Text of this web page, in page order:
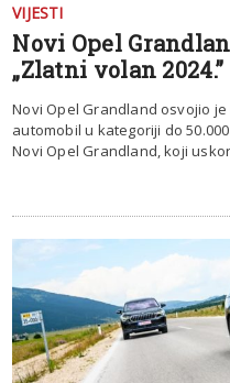
VIJESTI
Novi Opel
„Zlatni volan 2024.”
Novi Opel Grandland osvojio je
automobil u kategoriji do
Novi Opel Grandland, koji